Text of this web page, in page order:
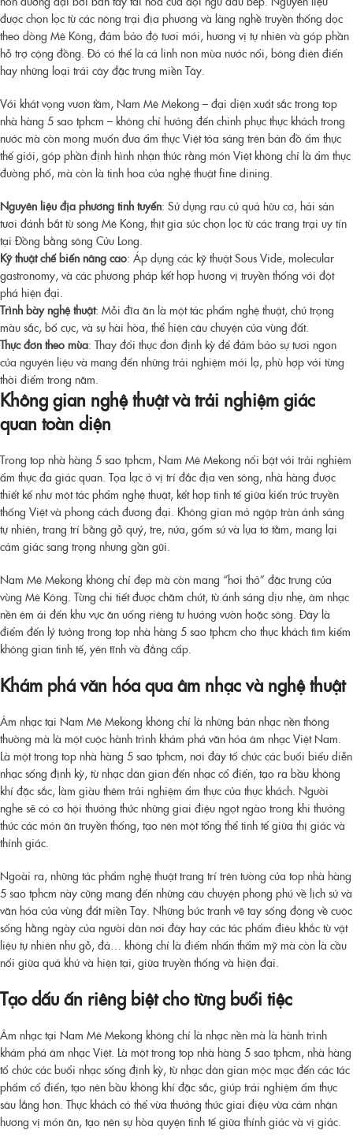
được chọn lọc từ các nông trại địa phương và làng nghề truyền thống dọc
theo dòng Mê Kông, đảm bảo độ tươi mới, hương vị tự nhiên và góp phần
hỗ trợ cộng đồng. Đó có thể là cá linh non mùa nước nổi, bông điên điển
hay những loại trái cây đặc trưng miền Tây.
Với khát vọng vươn tầm, Nam Mê Mekong – đại diện xuất sắc trong top
nhà hàng 5 sao tphcm – không chỉ hướng đến chinh phục thực khách trong
nước mà còn mong muốn đưa ẩm thực Việt tỏa sáng trên bản đồ ẩm thực
thế giới, góp phần định hình nhận thức rằng món Việt không chỉ là ẩm thực
đường phố, mà còn là tinh hoa của nghệ thuật fine dining.
Nguyên liệu địa phương tinh tuyển: Sử dụng rau củ quả hữu cơ, hải sản
tươi đánh bắt từ sông Mê Kông, thịt gia súc chọn lọc từ các trang trại uy tín
tại Đồng bằng sông Cửu Long.
Kỹ thuật chế biến nâng cao: Áp dụng các kỹ thuật Sous Vide, molecular
gastronomy, và các phương pháp kết hợp hương vị truyền thống với đột
phá hiện đại.
Trình bày nghệ thuật: Mỗi đĩa ăn là một tác phẩm nghệ thuật, chú trọng
màu sắc, bố cục, và sự hài hòa, thể hiện câu chuyện của vùng đất.
Thực đơn theo mùa: Thay đổi thực đơn định kỳ để đảm bảo sự tươi ngon
của nguyên liệu và mang đến những trải nghiệm mới lạ, phù hợp với từng
thời điểm trong năm.
Không gian nghệ thuật và trải nghiệm giác
quan toàn diện
Trong top nhà hàng 5 sao tphcm, Nam Mê Mekong nổi bật với trải nghiệm
ẩm thực đa giác quan. Tọa lạc ở vị trí đắc địa ven sông, nhà hàng được
thiết kế như một tác phẩm nghệ thuật, kết hợp tinh tế giữa kiến trúc truyền
thống Việt và phong cách đương đại. Không gian mở ngập tràn ánh sáng
tự nhiên, trang trí bằng gỗ quý, tre, nứa, gốm sứ và lụa tơ tằm, mang lại
cảm giác sang trọng nhưng gần gũi.
Nam Mê Mekong không chỉ đẹp mà còn mang “hơi thở” đặc trưng của
vùng Mê Kông. Từng chi tiết được chăm chút, từ ánh sáng dịu nhẹ, âm nhạc
nền êm ái đến khu vực ăn uống riêng tư hướng vườn hoặc sông. Đây là
điểm đến lý tưởng trong top nhà hàng 5 sao tphcm cho thực khách tìm kiếm
không gian tinh tế, yên tĩnh và đẳng cấp.
Khám phá văn hóa qua âm nhạc và nghệ thuật
Âm nhạc tại Nam Mê Mekong không chỉ là những bản nhạc nền thông
thường mà là một cuộc hành trình khám phá văn hóa âm nhạc Việt Nam.
Là một trong top nhà hàng 5 sao tphcm, nơi đây tổ chức các buổi biểu diễn
nhạc sống định kỳ, từ nhạc dân gian đến nhạc cổ điển, tạo ra bầu không
khí đặc sắc, làm giàu thêm trải nghiệm ẩm thực của thực khách. Người
nghe sẽ có cơ hội thưởng thức những giai điệu ngọt ngào trong khi thưởng
thức các món ăn truyền thống, tạo nên một tổng thể tinh tế giữa thị giác và
thính giác.
Ngoài ra, những tác phẩm nghệ thuật trang trí trên tường của top nhà hàng
5 sao tphcm này cũng mang đến những câu chuyện phong phú về lịch sử và
văn hóa của vùng đất miền Tây. Những bức tranh vẽ tay sống động về cuộc
sống hằng ngày của người dân nơi đây hay các tác phẩm điêu khắc từ vật
liệu tự nhiên như gỗ, đá… không chỉ là điểm nhấn thẩm mỹ mà còn là cầu
nối giữa quá khứ và hiện tại, giữa truyền thống và hiện đại.
Tạo dấu ấn riêng biệt cho từng buổi tiệc
Âm nhạc tại Nam Mê Mekong không chỉ là nhạc nền mà là hành trình
khám phá âm nhạc Việt. Là một trong top nhà hàng 5 sao tphcm, nhà hàng
tổ chức các buổi nhạc sống định kỳ, từ nhạc dân gian mộc mạc đến các tác
phẩm cổ điển, tạo nên bầu không khí đặc sắc, giúp trải nghiệm ẩm thực
sâu lắng hơn. Thực khách có thể vừa thưởng thức giai điệu vừa cảm nhận
hương vị món ăn, tạo nên sự hòa quyện tinh tế giữa thính giác và vị giác.